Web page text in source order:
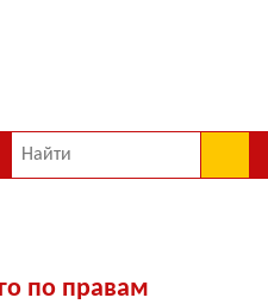
по правам